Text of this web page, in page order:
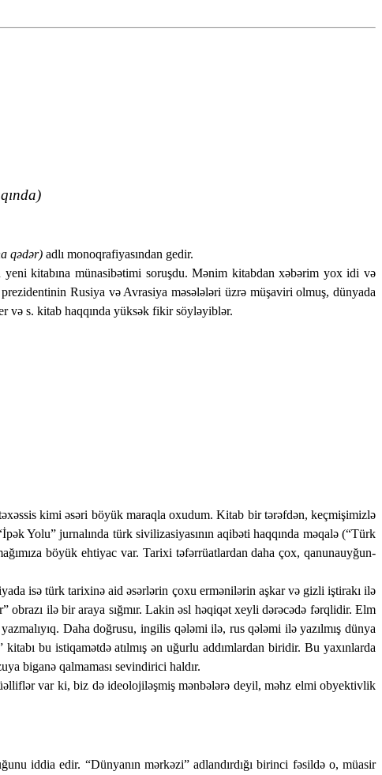
qədər)adlı monoqrafiyasından gedir.
yeni kitabına münasibətimi soruşdu. Mənim kitabdan xəbərim yox idi və
Rusiya və Avrasiya məsələləri üzrə müşaviri olmuş, dünyada
və s. kitab haqqında yüksək fikir söyləyiblər.
kimi əsəri böyük maraqla oxudum. Kitab bir tərəfdən, keçmişimizlə
Yolu” jurnalında türk sivilizasiyasının aqibəti haqqında məqalə (“Türk
böyük ehtiyac var. Tarixi təfərrüatlardan daha çox, qanunauyğun­
isə türk tarixinə aid əsərlərin çoxu ermənilərin aşkar və gizli iştirakı ilə
ilə bir araya sığmır. Lakin əsl həqiqət xeyli dərəcədə fərqlidir. Elm
Daha doğrusu, ingilis qələmi ilə, rus qələmi ilə yazılmış dünya
bu istiqamətdə atılmış ən uğurlu addımlardan biridir. Bu yaxınlarda
biganə qalmaması sevindirici haldır.
var ki, biz də ideolojiləşmiş mənbələrə deyil, məhz elmi obyektivlik
iddia edir. “Dünyanın mərkəzi” adlandırdığı birinci fəsildə o, müasir